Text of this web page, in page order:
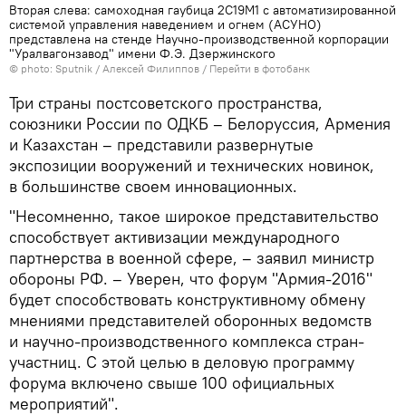
Вторая слева: cамоходная гаубица 2С19М1 с автоматизированной
системой управления наведением и огнем (АСУНО)
представлена на стенде Научно-производственной корпорации
"Уралвагонзавод" имени Ф.Э. Дзержинского
© photo: Sputnik / Алексей Филиппов / Перейти в фотобанк
Три страны постсоветского пространства,
союзники России по ОДКБ – Белоруссия, Армения
и Казахстан – представили развернутые
экспозиции вооружений и технических новинок,
в большинстве своем инновационных.
"Несомненно, такое широкое представительство
способствует активизации международного
партнерства в военной сфере, – заявил министр
обороны РФ. – Уверен, что форум "Армия-2016"
будет способствовать конструктивному обмену
мнениями представителей оборонных ведомств
и научно-производственного комплекса стран-
участниц. С этой целью в деловую программу
форума включено свыше 100 официальных
мероприятий".